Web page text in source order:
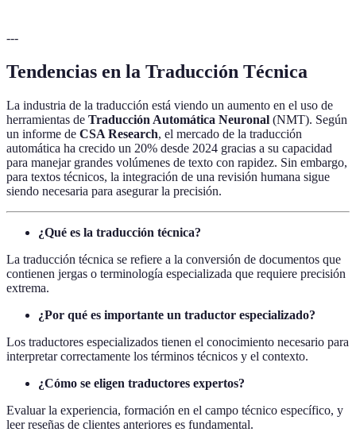
---
Tendencias en la Traducción Técnica
La industria de la traducción está viendo un aumento en el uso de
herramientas de Traducción Automática Neuronal (NMT). Según
un informe de CSA Research, el mercado de la traducción
automática ha crecido un 20% desde 2024 gracias a su capacidad
para manejar grandes volúmenes de texto con rapidez. Sin embargo,
para textos técnicos, la integración de una revisión humana sigue
siendo necesaria para asegurar la precisión.
¿Qué es la traducción técnica?
La traducción técnica se refiere a la conversión de documentos que
contienen jergas o terminología especializada que requiere precisión
extrema.
¿Por qué es importante un traductor especializado?
Los traductores especializados tienen el conocimiento necesario para
interpretar correctamente los términos técnicos y el contexto.
¿Cómo se eligen traductores expertos?
Evaluar la experiencia, formación en el campo técnico específico, y
leer reseñas de clientes anteriores es fundamental.